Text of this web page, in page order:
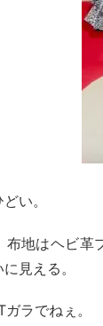
い。
地はヘビ革
見える。
ラでねぇ。